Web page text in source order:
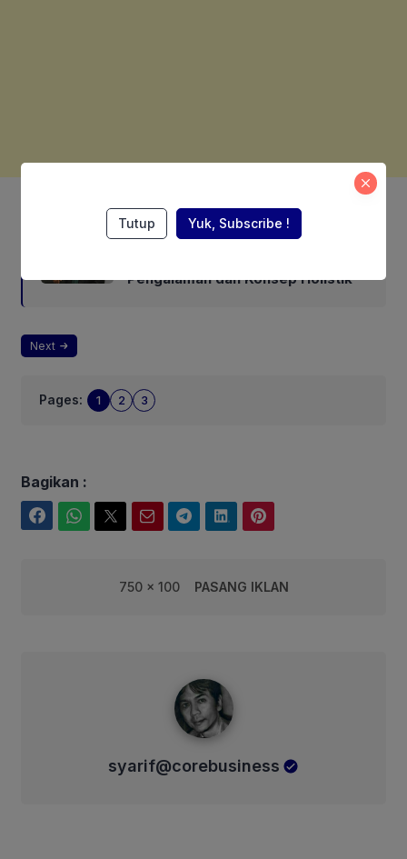
Sekjen MAI Maxdeyul Sola: Calon
Pengalaman dan Konsep Holistik
Next
Pages: 1 2 3
Bagikan :
750 x 100 PASANG IKLAN
syarif@corebusiness
Tutup Yuk, Subscribe !